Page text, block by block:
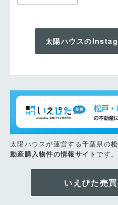
太陽ハウスの
太陽ハウスが運営する千葉県の
動産購入物件の情報サイトです。
いえぴた売